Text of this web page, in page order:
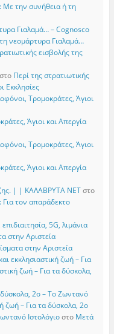
Με την συνήθεια ή τη
Γιαλαμά… – Cognosco
νεομάρτυρα Γιαλαμά…
εισβολής της
στο Περί της στρατιωτικής
Εκκλησίες
Τρομοκράτες, Άγιοι
Άγιοι και Απεργία
Τρομοκράτες, Άγιοι
Άγιοι και Απεργία
| | ΚΑΛΑΒΡΥΤΑ ΝΕΤστο
τον απαράδεκτο
5G, λιμάνια
στην Αριστεία
στην Αριστεία
εκκλησιαστική ζωή – Για
ζωή – Για τα δύσκολα,
δύσκολα, 2ο – Το Zωντανό
ζωή – Για τα δύσκολα, 2ο
Iστολόγιοστο Μετά